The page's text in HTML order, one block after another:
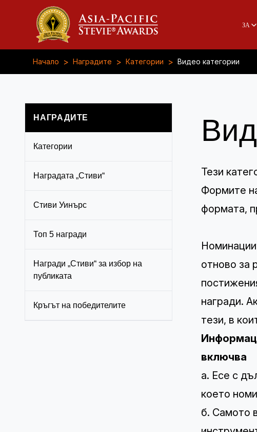
ЗА
Начало > Наградите > Категории > Видео категории
НАГРАДИТЕ
Категории
Наградата „Стиви“
Стиви Уинърс
Топ 5 награди
Награди „Стиви“ за избор на
публиката
Кръгът на победителите
Тези
Формите
формата,
отново за
награди.
тези, в
включва
а. Есе с
което
б. Самото